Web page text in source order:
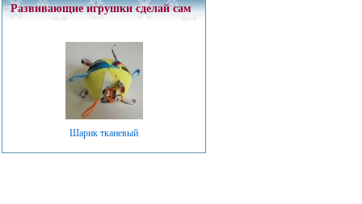
Развивающие игрушки сделай сам
Шарик тканевый